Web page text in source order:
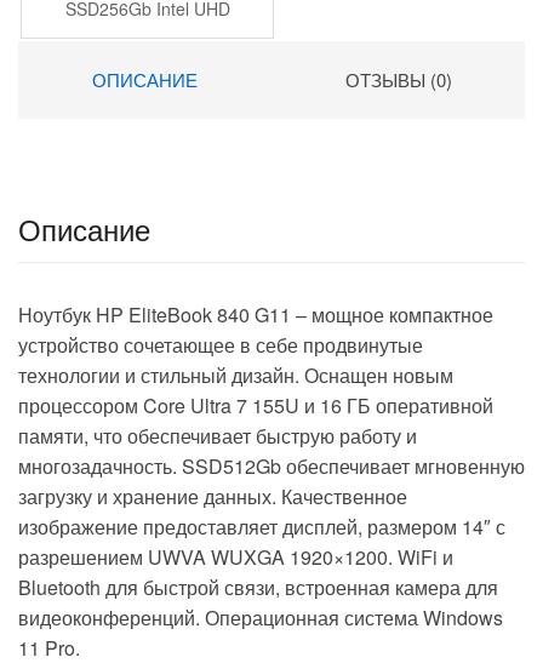
SSD256Gb Intel UHD
Graphics 15.6″ IPS FHD
WiFi BT Cam 5000mAh
ОПИСАНИЕ ОТЗЫВЫ (0)
Описание
Ноутбук HP EliteBook 840 G11 – мощное компактное
устройство сочетающее в себе продвинутые
технологии и стильный дизайн. Оснащен новым
процессором Core Ultra 7 155U и 16 ГБ оперативной
памяти, что обеспечивает быструю работу и
многозадачность. SSD512Gb обеспечивает мгновенную
загрузку и хранение данных. Качественное
изображение предоставляет дисплей, размером 14″ с
разрешением UWVA WUXGA 1920×1200. WiFi и
Bluetooth для быстрой связи, встроенная камера для
видеоконференций. Операционная система Windows
11 Pro.